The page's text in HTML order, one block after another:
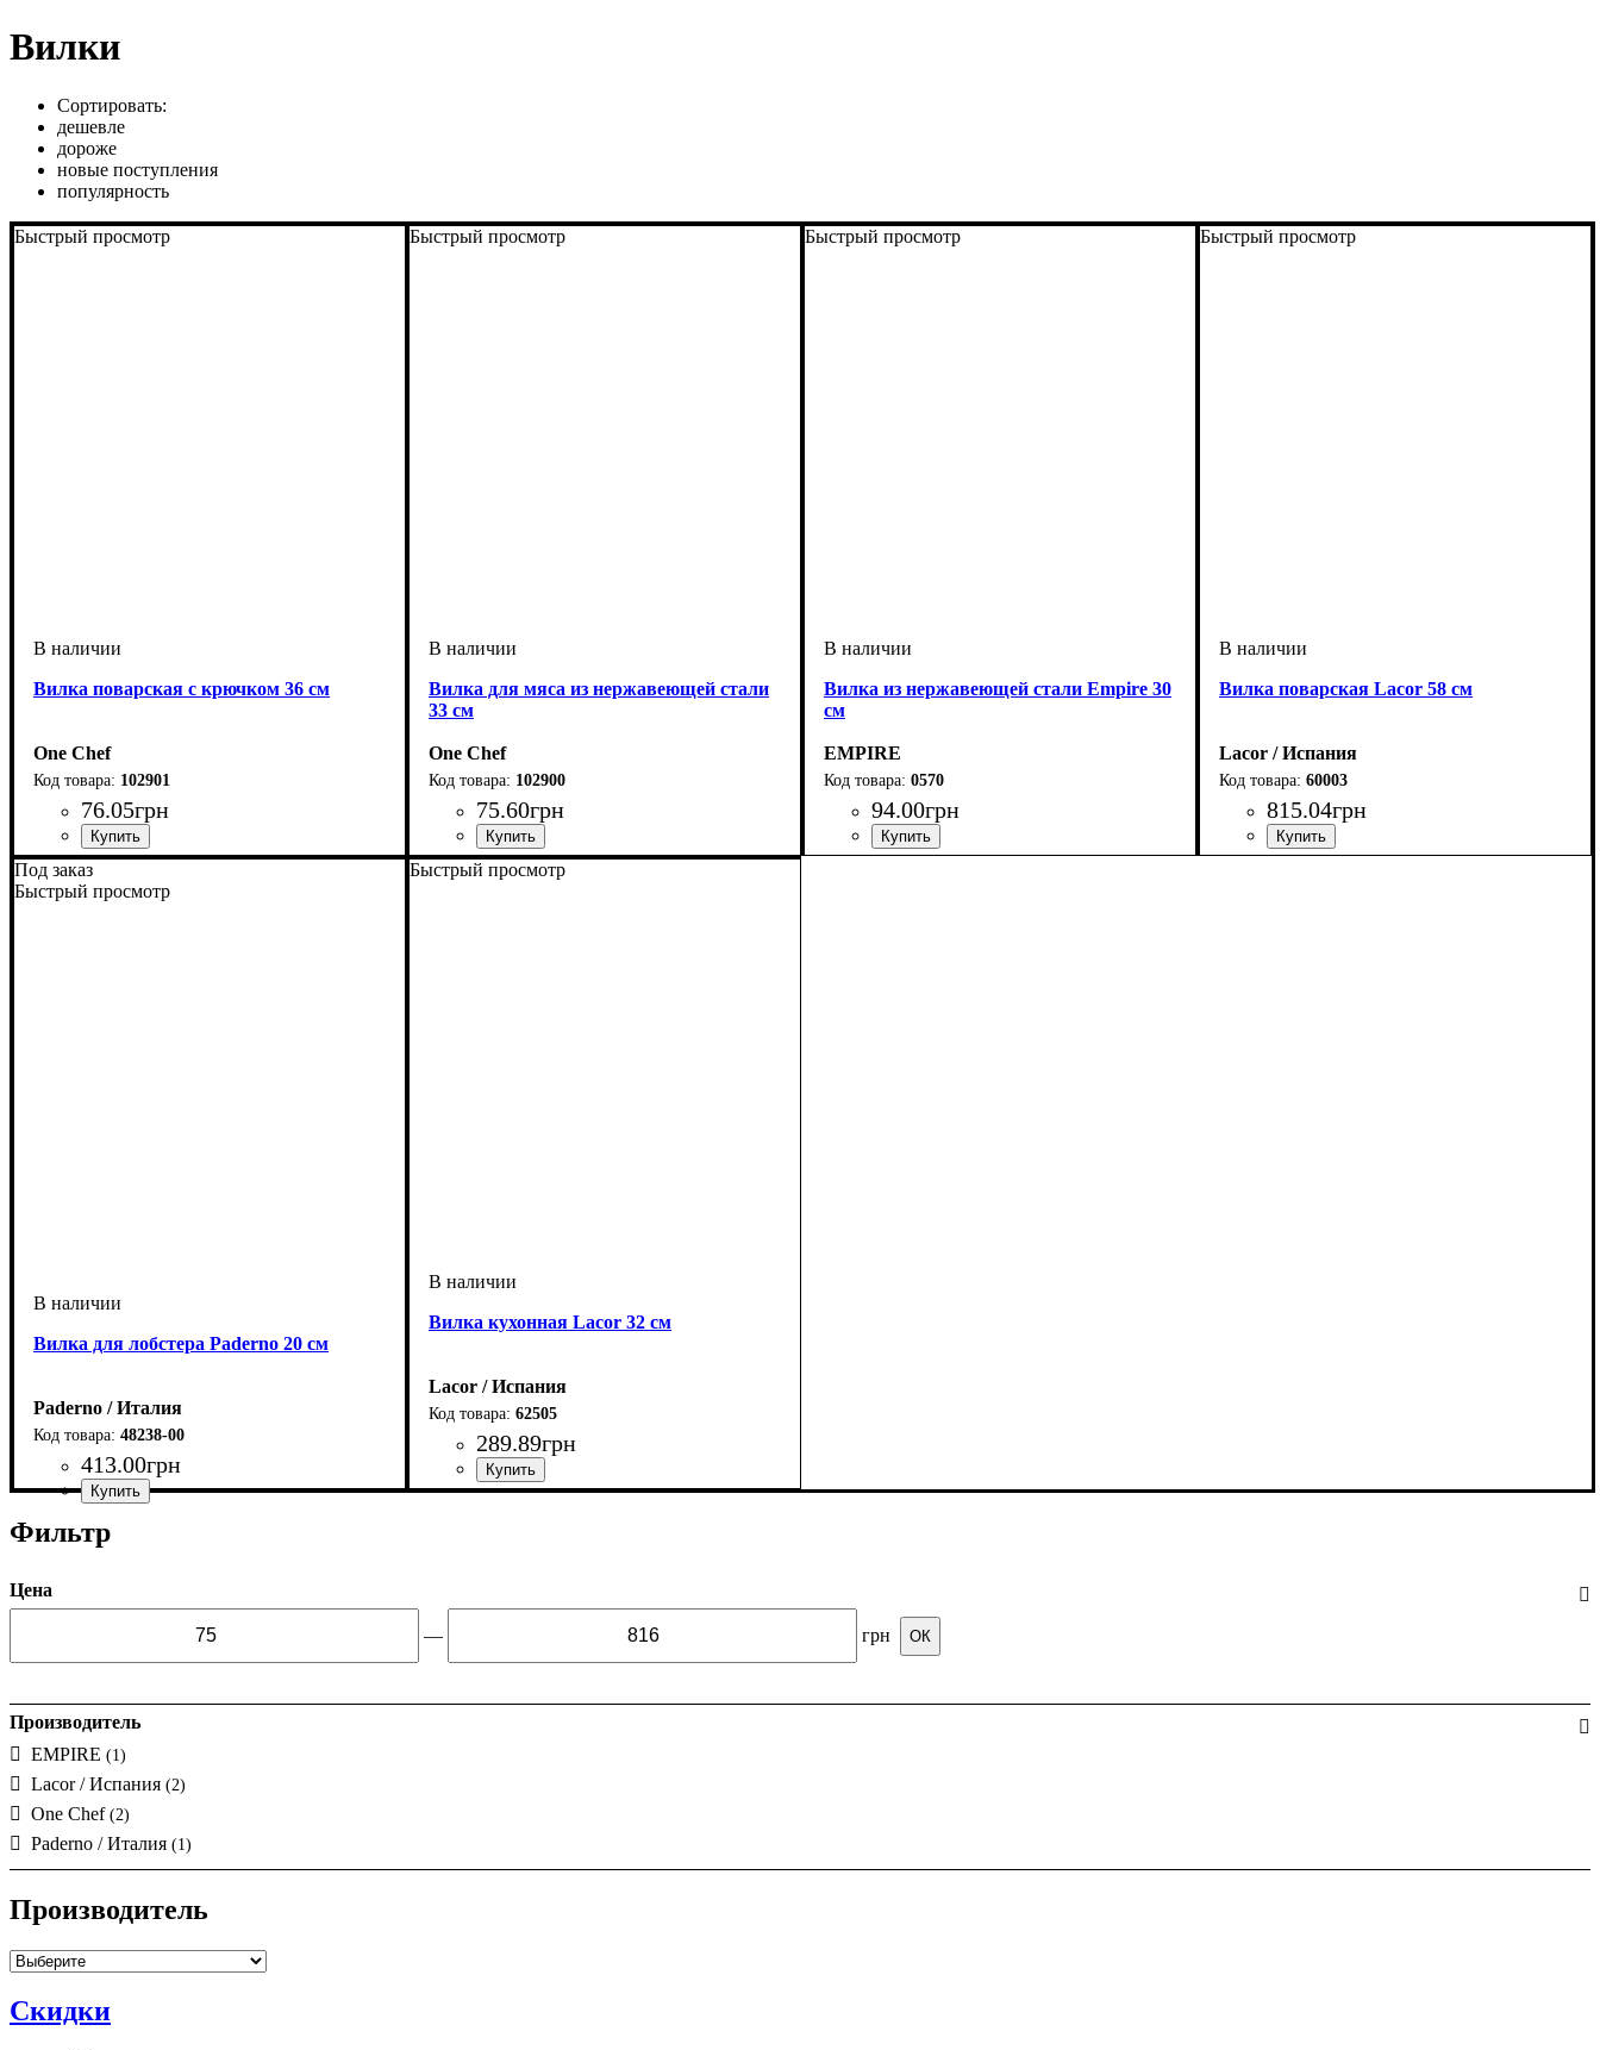
Вилки
Сортировать:
дешевле
дороже
новые поступления
популярность
Быстрый просмотр
Вилка поварская с крючком 36 см
One Chef
102901
76.05грн
Быстрый просмотр
Вилка для мяса из нержавеющей стали
33 см
One Chef
102900
75.60грн
Быстрый просмотр
Вилка из нержавеющей стали Empire 30
см
EMPIRE
0570
94.00грн
Быстрый просмотр
Вилка поварская Lacor 58 см
Lacor / Испания
60003
815.04грн
Под заказ
Быстрый просмотр
Вилка для лобстера Paderno 20 см
Paderno / Италия
48238-00
413.00грн
Быстрый просмотр
Вилка кухонная Lacor 32 см
Lacor / Испания
62505
289.89грн
Фильтр
Цена
— грн ОК
Производитель
EMPIRE (1)
Lacor / Испания (2)
One Chef (2)
Paderno / Италия (1)
Производитель
Скидки